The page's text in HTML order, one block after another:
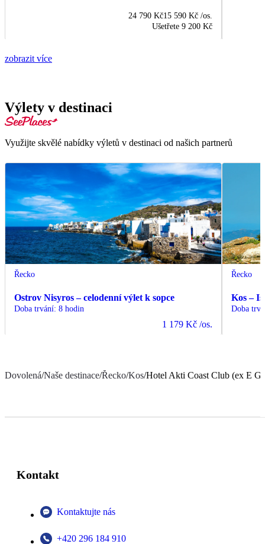
24 790 Kč15 590 Kč /os.
Ušetřete 9 200 Kč
zobrazit více
Výlety v destinaci
Využijte skvělé nabídky výletů v destinaci od našich partnerů
Řecko
Ostrov Nisyros – celodenní výlet k sopce
Doba trvání: 8 hodin
1 179 Kč /os.
Řecko
Kos –
Doba
Dovolená/Naše destinace/Řecko/Kos/Hotel Akti Coast Club (ex E
Kontakt
Kontaktujte nás
+420 296 184 910